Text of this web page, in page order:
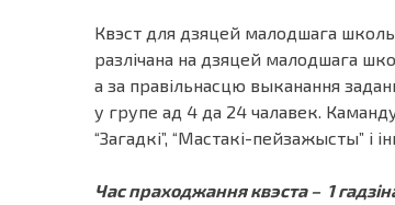
Квэст для дзяцей малодшага
разлічана на дзяцей малодшага
а за правільнасцю выканання
у групе ад 4 да 24 чалавек. Каманду
“Загадкі”, “Мастакі-пейзажысты” і
Час праходжання квэста – 1